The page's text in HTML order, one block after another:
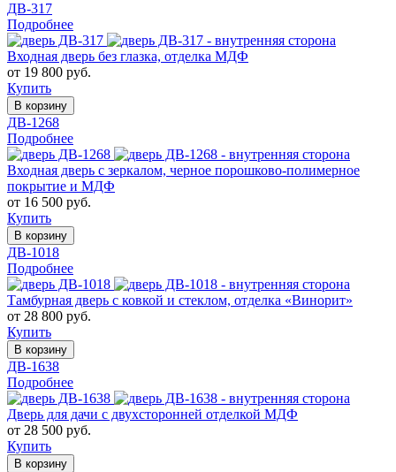
ДВ-317
Подробнее
Входная дверь без глазка, отделка МДФ
от 19 800 руб.
Купить
В корзину
ДВ-1268
Подробнее
Входная дверь с зеркалом, черное порошково-полимерное
покрытие и МДФ
от 16 500 руб.
Купить
В корзину
ДВ-1018
Подробнее
Тамбурная дверь с ковкой и стеклом, отделка «Винорит»
от 28 800 руб.
Купить
В корзину
ДВ-1638
Подробнее
Дверь для дачи с двухсторонней отделкой МДФ
от 28 500 руб.
Купить
В корзину